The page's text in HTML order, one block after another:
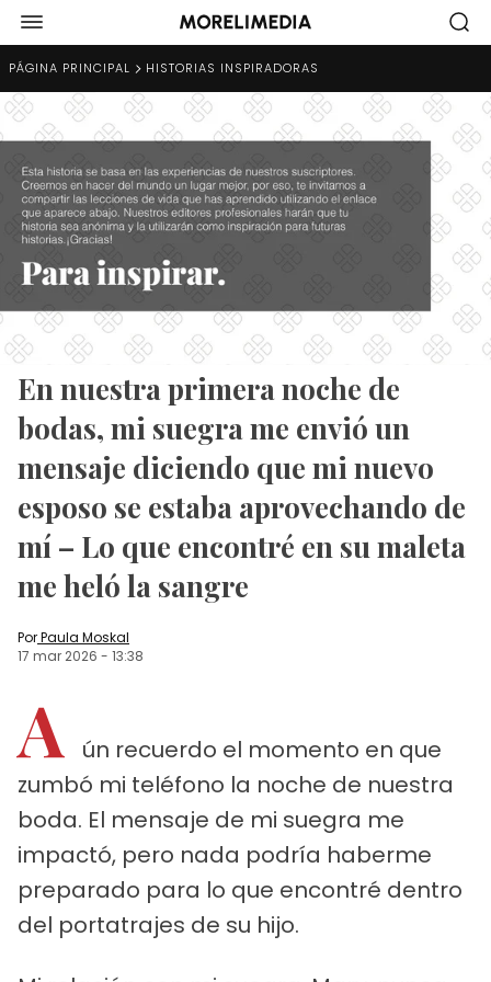
PÁGINA PRINCIPAL HISTORIAS INSPIRADORAS
En nuestra primera noche de
bodas, mi suegra me envió un
mensaje diciendo que mi nuevo
esposo se estaba aprovechando de
mí – Lo que encontré en su maleta
me heló la sangre
PorPaula Moskal
17 mar 2026 - 13:38
A
ún recuerdo el momento en que
zumbó mi teléfono la noche de nuestra
boda. El mensaje de mi suegra me
impactó, pero nada podría haberme
preparado para lo que encontré dentro
del portatrajes de su hijo.